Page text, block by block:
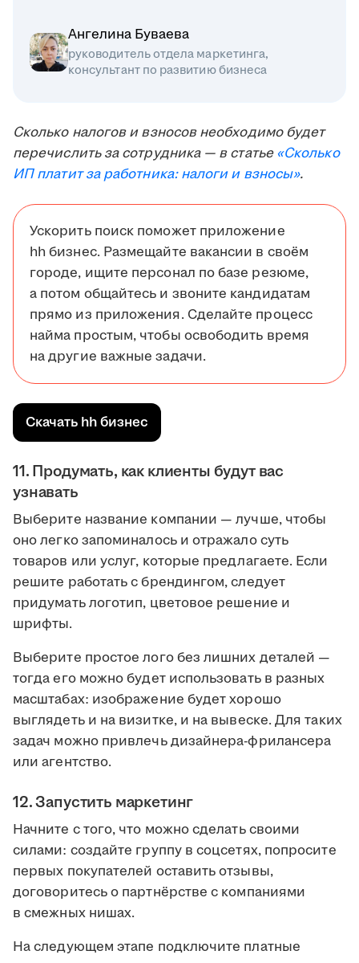
Ангелина Буваева
руководитель отдела маркетинга,
консультант по развитию бизнеса
Сколько налогов и взносов необходимо будет
перечислить за сотрудника — в статье«Сколько
ИП платит за работника: налоги и взносы».
Ускорить поиск поможет приложение
hh бизнес. Размещайте вакансии в своём
городе, ищите персонал по базе резюме,
а потом общайтесь и звоните кандидатам
прямо из приложения. Сделайте процесс
найма простым, чтобы освободить время
на другие важные задачи.
Скачать hh бизнес
11. Продумать, как клиенты будут вас
узнавать
Выберите название компании — лучше, чтобы
оно легко запоминалось и отражало суть
товаров или услуг, которые предлагаете. Если
решите работать с брендингом, следует
придумать логотип, цветовое решение и
шрифты.
Выберите простое лого без лишних деталей —
тогда его можно будет использовать в разных
масштабах: изображение будет хорошо
выглядеть и на визитке, и на вывеске. Для таких
задач можно привлечь дизайнера-фрилансера
или агентство.
12. Запустить маркетинг
Начните с того, что можно сделать своими
силами: создайте группу в соцсетях, попросите
первых покупателей оставить отзывы,
договоритесь о партнёрстве с компаниями
в смежных нишах.
На следующем этапе подключите платные